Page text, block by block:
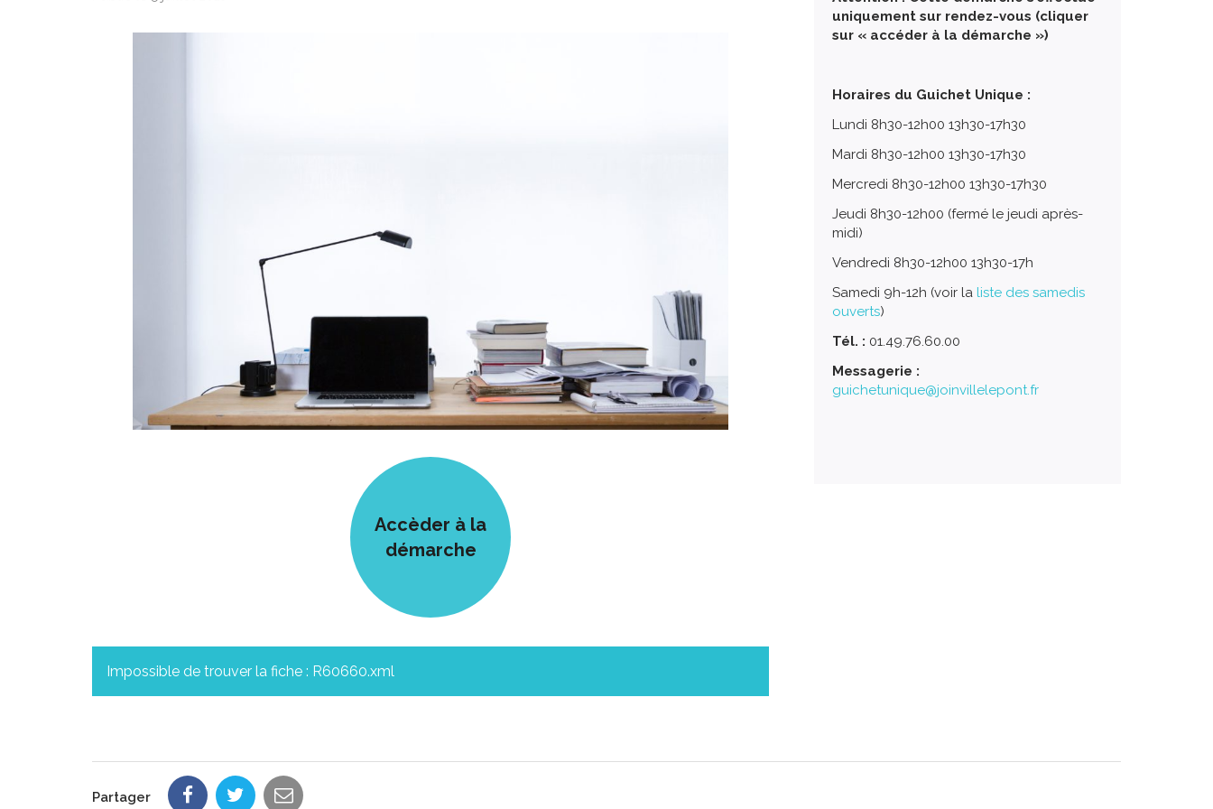
Accèder à la
démarche
Impossible de trouver la fiche : R60660.xml
uniquement sur rendez-vous (cliquer
sur « accéder à la démarche »)
Horaires du Guichet Unique :
Lundi 8h30-12h00 13h30-17h30
Mardi 8h30-12h00 13h30-17h30
Mercredi 8h30-12h00 13h30-17h30
Jeudi 8h30-12h00 (fermé le jeudi après-
midi)
Vendredi 8h30-12h00 13h30-17h
Samedi 9h-12h (voir la liste des samedis
ouverts)
Tél. : 01.49.76.60.00
Messagerie :
guichetunique@joinvillelepont.fr
Partager